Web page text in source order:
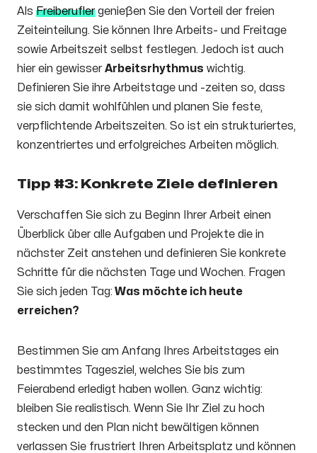
Als Freiberuflergenießen Sie den Vorteil der freien
Zeiteinteilung. Sie können Ihre Arbeits- und Freitage
sowie Arbeitszeit selbst festlegen. Jedoch ist auch
hier ein gewisserArbeitsrhythmus wichtig.
Definieren Sie ihre Arbeitstage und -zeiten so, dass
sie sich damit wohlfühlen und planen Sie feste,
verpflichtende Arbeitszeiten. So ist ein strukturiertes,
konzentriertes und erfolgreiches Arbeiten möglich.
Tipp #3: Konkrete Ziele definieren
Verschaffen Sie sich zu Beginn Ihrer Arbeit einen
Überblick über alle Aufgaben und Projekte die in
nächster Zeit anstehen und definieren Sie konkrete
Schritte für die nächsten Tage und Wochen. Fragen
Sie sich jeden Tag: Was möchte ich heute
erreichen?
Bestimmen Sie am Anfang Ihres Arbeitstages ein
bestimmtes Tagesziel, welches Sie bis zum
Feierabend erledigt haben wollen. Ganz wichtig:
bleiben Sie realistisch. Wenn Sie Ihr Ziel zu hoch
stecken und den Plan nicht bewältigen können
verlassen Sie frustriert Ihren Arbeitsplatz und können